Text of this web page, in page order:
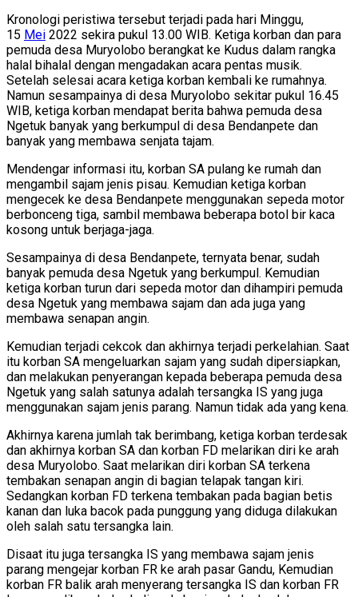
Kronologi peristiwa tersebut terjadi pada hari Minggu,
15 Mei 2022 sekira pukul 13.00 WIB. Ketiga korban dan para
pemuda desa Muryolobo berangkat ke Kudus dalam rangka
halal bihalal dengan mengadakan acara pentas musik.
Setelah selesai acara ketiga korban kembali ke rumahnya.
Namun sesampainya di desa Muryolobo sekitar pukul 16.45
WIB, ketiga korban mendapat berita bahwa pemuda desa
Ngetuk banyak yang berkumpul di desa Bendanpete dan
banyak yang membawa senjata tajam.
Mendengar informasi itu, korban SA pulang ke rumah dan
mengambil sajam jenis pisau. Kemudian ketiga korban
mengecek ke desa Bendanpete menggunakan sepeda motor
berbonceng tiga, sambil membawa beberapa botol bir kaca
kosong untuk berjaga-jaga.
Sesampainya di desa Bendanpete, ternyata benar, sudah
banyak pemuda desa Ngetuk yang berkumpul. Kemudian
ketiga korban turun dari sepeda motor dan dihampiri pemuda
desa Ngetuk yang membawa sajam dan ada juga yang
membawa senapan angin.
Kemudian terjadi cekcok dan akhirnya terjadi perkelahian. Saat
itu korban SA mengeluarkan sajam yang sudah dipersiapkan,
dan melakukan penyerangan kepada beberapa pemuda desa
Ngetuk yang salah satunya adalah tersangka IS yang juga
menggunakan sajam jenis parang. Namun tidak ada yang kena.
Akhirnya karena jumlah tak berimbang, ketiga korban terdesak
dan akhirnya korban SA dan korban FD melarikan diri ke arah
desa Muryolobo. Saat melarikan diri korban SA terkena
tembakan senapan angin di bagian telapak tangan kiri.
Sedangkan korban FD terkena tembakan pada bagian betis
kanan dan luka bacok pada punggung yang diduga dilakukan
oleh salah satu tersangka lain.
Disaat itu juga tersangka IS yang membawa sajam jenis
parang mengejar korban FR ke arah pasar Gandu, Kemudian
korban FR balik arah menyerang tersangka IS dan korban FR